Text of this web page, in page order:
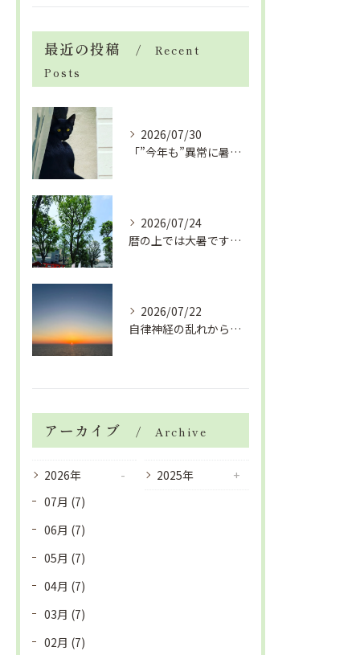
最近の投稿
Recent
Posts
2026/07/30
「”今年も”異常に暑い夏」酷暑+冷房＝夏風邪、腰痛、ひざの痛...
2026/07/24
暦の上では大暑です！腰痛や肩こりから来る頭痛
2026/07/22
自律神経の乱れから生活習慣病、血液循環の滞り
アーカイブ Archive
2026年
07月 (7)
06月 (7)
05月 (7)
04月 (7)
03月 (7)
02月 (7)
2025年